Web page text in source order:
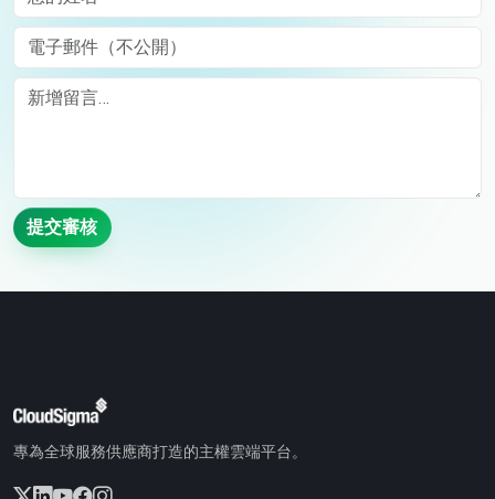
電子郵件（不公開）
Comment
提交審核
專為全球服務供應商打造的主權雲端平台。